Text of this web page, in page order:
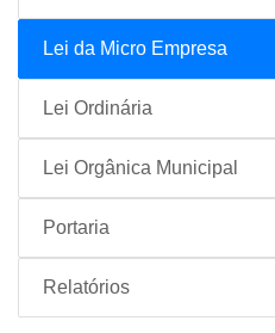
Lei da Micro Empresa
Lei Ordinária
Lei Orgânica Municipal
Portaria
Relatórios